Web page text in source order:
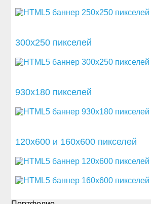
300x250 пикселей
930x180 пикселей
120x600 и 160x600 пикселей